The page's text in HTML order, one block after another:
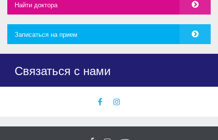
Найти доктора
Записаться на прием
Связаться с нами
facebookinstagram